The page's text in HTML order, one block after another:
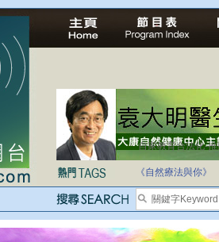
自家教育合法化-
《自然療法與你》